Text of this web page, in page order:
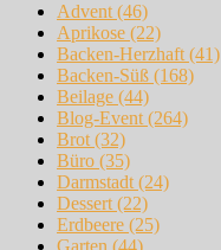
Advent(46)
Aprikose (22)
Backen-Herzhaft(41)
Backen-Süß (168)
Beilage (44)
Blog-Event(264)
Brot(32)
Büro (35)
Darmstadt(24)
Dessert(22)
Erdbeere (25)